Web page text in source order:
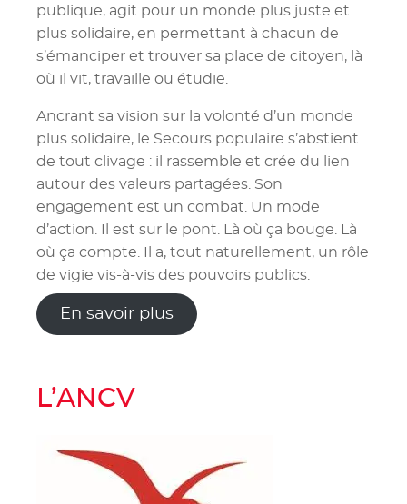
publique, agit pour un monde plus juste et
plus solidaire, en permettant à chacun de
s’émanciper et trouver sa place de citoyen, là
où il vit, travaille ou étudie.
Ancrant sa vision sur la volonté d’un monde
plus solidaire, le Secours populaire s’abstient
de tout clivage : il rassemble et crée du lien
autour des valeurs partagées. Son
engagement est un combat. Un mode
d’action. Il est sur le pont. Là où ça bouge. Là
où ça compte. Il a, tout naturellement, un rôle
de vigie vis-à-vis des pouvoirs publics.
En savoir plus
L’ANCV